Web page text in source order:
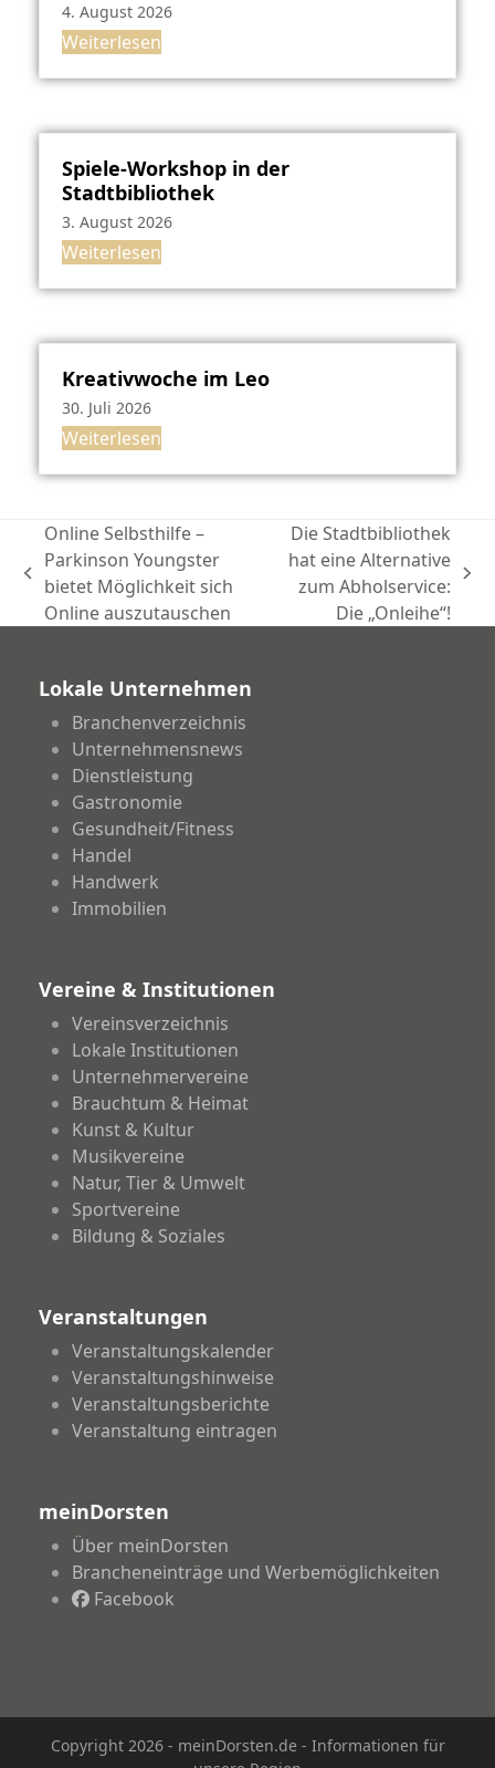
4. August 2026
Weiterlesen
Spiele-Workshop in der
Stadtbibliothek
3. August 2026
Weiterlesen
Kreativwoche im Leo
30. Juli 2026
Weiterlesen
vorheriger
Beitrag:
Online Selbsthilfe –
Parkinson Youngster
bietet Möglichkeit sich
Online auszutauschen
Nächster
Beitrag:
Die Stadtbibliothek
hat eine Alternative
zum Abholservice:
Die „Onleihe“!
Lokale Unternehmen
Branchenverzeichnis
Unternehmensnews
Dienstleistung
Gastronomie
Gesundheit/Fitness
Handel
Handwerk
Immobilien
Vereine & Institutionen
Vereinsverzeichnis
Lokale Institutionen
Unternehmervereine
Brauchtum & Heimat
Kunst & Kultur
Musikvereine
Natur, Tier & Umwelt
Sportvereine
Bildung & Soziales
Veranstaltungen
Veranstaltungskalender
Veranstaltungshinweise
Veranstaltungsberichte
Veranstaltung eintragen
meinDorsten
Über meinDorsten
Brancheneinträge und Werbemöglichkeiten
Facebook
Copyright 2026 - meinDorsten.de - Informationen für